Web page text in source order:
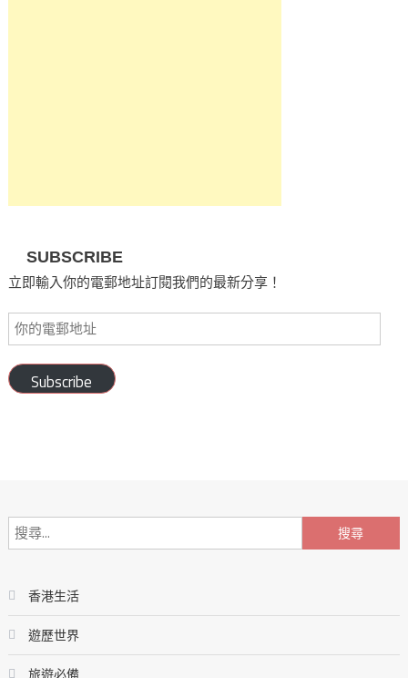
SUBSCRIBE
立即輸入你的電郵地址訂閱我們的最新分享！
Subscribe
香港生活
遊歷世界
旅遊必備